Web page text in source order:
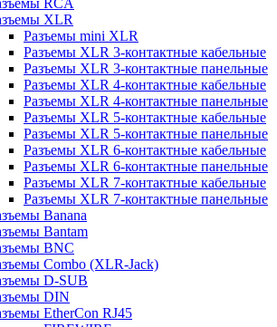
RCA
XLR
Разъемы mini XLR
Разъемы XLR 3-контактные кабельные
Разъемы XLR 3-контактные панельные
Разъемы XLR 4-контактные кабельные
Разъемы XLR 4-контактные панельные
Разъемы XLR 5-контактные кабельные
Разъемы XLR 5-контактные панельные
Разъемы XLR 6-контактные кабельные
Разъемы XLR 6-контактные панельные
Разъемы XLR 7-контактные кабельные
Разъемы XLR 7-контактные панельные
Banana
Bantam
BNC
Combo (XLR-Jack)
D-SUB
DIN
EtherCon RJ45